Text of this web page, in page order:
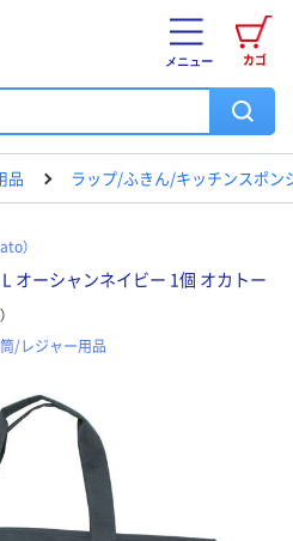
カゴ
メニュー
品 ラップ/ふきん/キッチンスポン
）
オーシャンネイビー 1個 オカトー
）
/レジャー用品